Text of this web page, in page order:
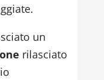
un
rilasciato